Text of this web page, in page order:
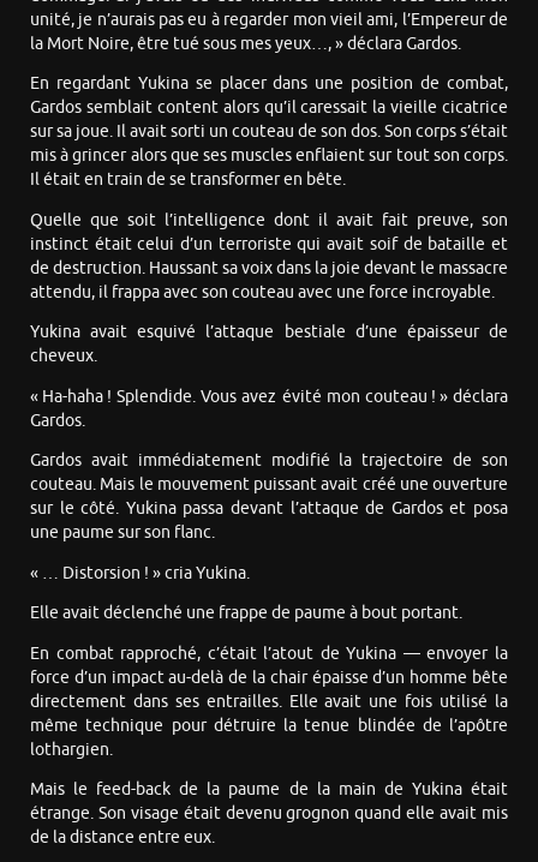
unité, je n’aurais pas eu à regarder mon vieil ami, l’Empereur de
la Mort Noire, être tué sous mes yeux…, » déclara Gardos.
En regardant Yukina se placer dans une position de combat,
Gardos semblait content alors qu’il caressait la vieille cicatrice
sur sa joue. Il avait sorti un couteau de son dos. Son corps s’était
mis à grincer alors que ses muscles enflaient sur tout son corps.
Il était en train de se transformer en bête.
Quelle que soit l’intelligence dont il avait fait preuve, son
instinct était celui d’un terroriste qui avait soif de bataille et
de destruction. Haussant sa voix dans la joie devant le massacre
attendu, il frappa avec son couteau avec une force incroyable.
Yukina avait esquivé l’attaque bestiale d’une épaisseur de
cheveux.
« Ha-haha ! Splendide. Vous avez évité mon couteau ! » déclara
Gardos.
Gardos avait immédiatement modifié la trajectoire de son
couteau. Mais le mouvement puissant avait créé une ouverture
sur le côté. Yukina passa devant l’attaque de Gardos et posa
une paume sur son flanc.
« … Distorsion ! » cria Yukina.
Elle avait déclenché une frappe de paume à bout portant.
En combat rapproché, c’était l’atout de Yukina — envoyer la
force d’un impact au-delà de la chair épaisse d’un homme bête
directement dans ses entrailles. Elle avait une fois utilisé la
même technique pour détruire la tenue blindée de l’apôtre
lothargien.
Mais le feed-back de la paume de la main de Yukina était
étrange. Son visage était devenu grognon quand elle avait mis
de la distance entre eux.